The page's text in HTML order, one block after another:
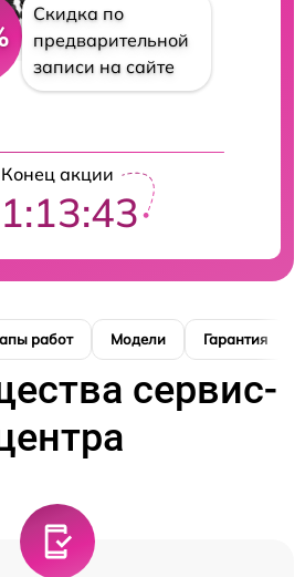
Скидка по
предварительной
записи на сайте
Конец акции
работ Модели Гарантия
сервис-